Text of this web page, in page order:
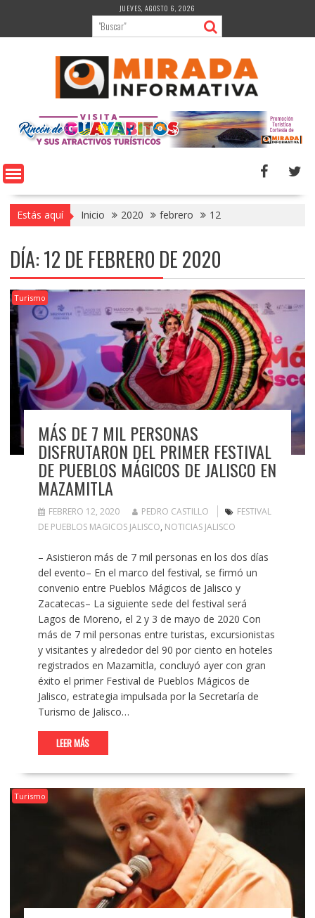
contenido
JUEVES, AGOSTO 6, 2026
Estás aquí Inicio 2020 febrero 12
DÍA:12 DE FEBRERO DE 2020
Turismo
MÁS DE 7 MIL PERSONAS
DISFRUTARON DEL PRIMER FESTIVAL
DE PUEBLOS MÁGICOS DE JALISCO EN
MAZAMITLA
FEBRERO 12, 2020 PEDRO CASTILLO
FESTIVAL
DE PUEBLOS MAGICOS JALISCO, NOTICIAS JALISCO
– Asistieron más de 7 mil personas en los dos días
del evento– En el marco del festival, se firmó un
convenio entre Pueblos Mágicos de Jalisco y
Zacatecas– La siguiente sede del festival será
Lagos de Moreno, el 2 y 3 de mayo de 2020 Con
más de 7 mil personas entre turistas, excursionistas
y visitantes y alrededor del 90 por ciento en hoteles
registrados en Mazamitla, concluyó ayer con gran
éxito el primer Festival de Pueblos Mágicos de
Jalisco, estrategia impulsada por la Secretaría de
Turismo de Jalisco…
LEER MÁS
Turismo